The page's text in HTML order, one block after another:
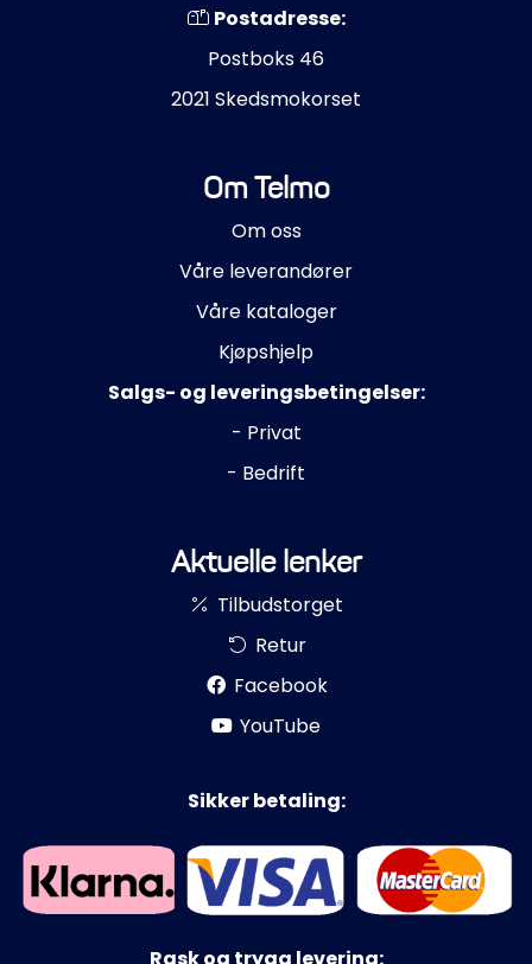
Postadresse:
Postboks 46
2021 Skedsmokorset
Om Telmo
Om oss
Våre leverandører
Våre kataloger
Kjøpshjelp
Salgs- og leveringsbetingelser:
- Privat
- Bedrift
Aktuelle lenker
Tilbudstorget
Retur
Facebook
YouTube
Sikker betaling: